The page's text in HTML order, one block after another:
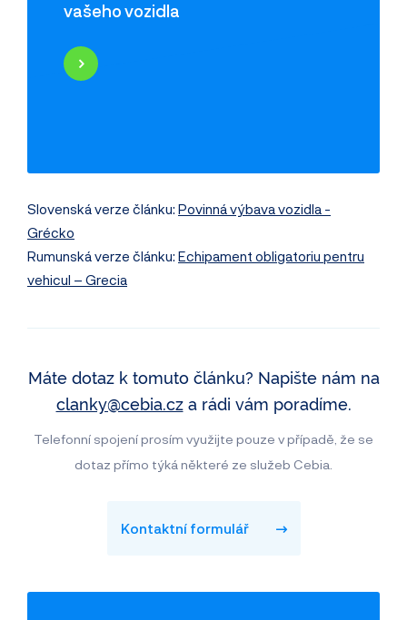
vašeho vozidla
Najeté kilometry
Slovenská verze článku: Povinná výbava vozidla -
Grécko
Rumunská verze článku: Echipament obligatoriu pentru
vehicul – Grecia
Máte dotaz k tomuto článku? Napište nám na
clanky@cebia.cza rádi vám poradíme.
Telefonní spojení prosím využijte pouze v případě, že se
dotaz přímo týká některé ze služeb Cebia.
Kontaktní formulář